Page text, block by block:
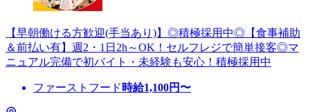
【早朝働ける方歓迎(手当あり)】◎積極採用中◎【食事補助
＆前払い有】週2・1日2h～OK！セルフレジで簡単接客◎マ
ニュアル完備で初バイト・未経験も安心！積極採用中
ファーストフード 時給1,100円〜